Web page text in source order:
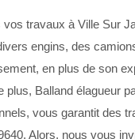
vos travaux à Ville Sur
engins, des
en plus de son
plus, Balland élagueur
vous garantit des
Alors, nous vous